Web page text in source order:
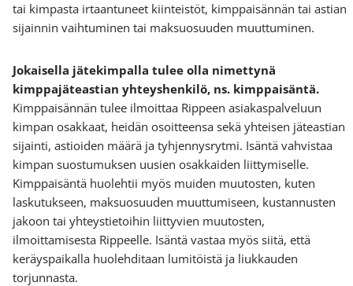
tai kimpasta irtaantuneet kiinteistöt, kimppaisännän tai astian
sijainnin vaihtuminen tai maksuosuuden muuttuminen.
Jokaisella jätekimpalla tulee olla nimettynä
kimppajäteastian yhteyshenkilö, ns. kimppaisäntä.
Kimppaisännän tulee ilmoittaa Rippeen asiakaspalveluun
kimpan osakkaat, heidän osoitteensa sekä yhteisen jäteastian
sijainti, astioiden määrä ja tyhjennysrytmi. Isäntä vahvistaa
kimpan suostumuksen uusien osakkaiden liittymiselle.
Kimppaisäntä huolehtii myös muiden muutosten, kuten
laskutukseen, maksuosuuden muuttumiseen, kustannusten
jakoon tai yhteystietoihin liittyvien muutosten,
ilmoittamisesta Rippeelle. Isäntä vastaa myös siitä, että
keräyspaikalla huolehditaan lumitöistä ja liukkauden
torjunnasta.